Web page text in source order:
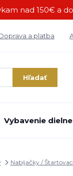
nad 150€ a
a platba
Hľadať
Vybavenie dielne
Nabíjačky /